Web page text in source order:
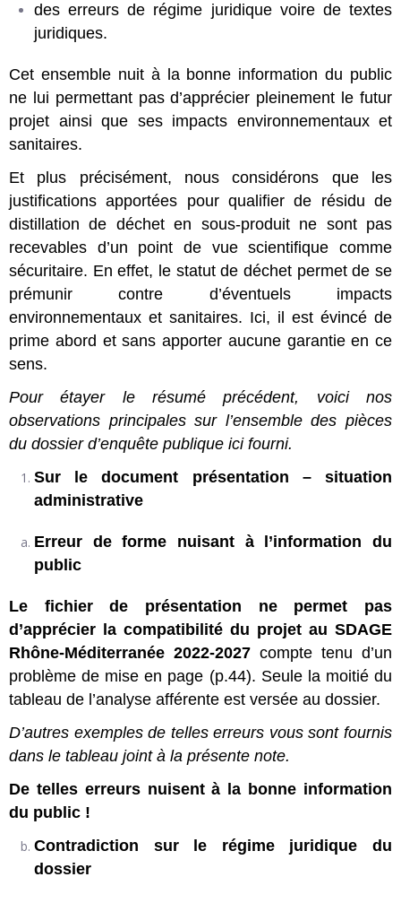
des erreurs de régime juridique voire de textes
juridiques.
Cet ensemble nuit à la bonne information du public
ne lui permettant pas d’apprécier pleinement le futur
projet ainsi que ses impacts environnementaux et
sanitaires.
Et plus précisément, nous considérons que les
justifications apportées pour qualifier de résidu de
distillation de déchet en sous-produit ne sont pas
recevables d’un point de vue scientifique comme
sécuritaire. En effet, le statut de déchet permet de se
prémunir contre d’éventuels impacts
environnementaux et sanitaires. Ici, il est évincé de
prime abord et sans apporter aucune garantie en ce
sens.
Pour étayer le résumé précédent, voici nos
observations principales sur l’ensemble des pièces
du dossier d’enquête publique ici fourni.
Sur le document présentation – situation
administrative
Erreur de forme nuisant à l’information du
public
Le fichier de présentation ne permet pas
d’apprécier la compatibilité du projet au SDAGE
Rhône-Méditerranée 2022-2027 compte tenu d’un
problème de mise en page (p.44). Seule la moitié du
tableau de l’analyse afférente est versée au dossier.
D’autres exemples de telles erreurs vous sont fournis
dans le tableau joint à la présente note.
De telles erreurs nuisent à la bonne information
du public !
Contradiction sur le régime juridique du
dossier